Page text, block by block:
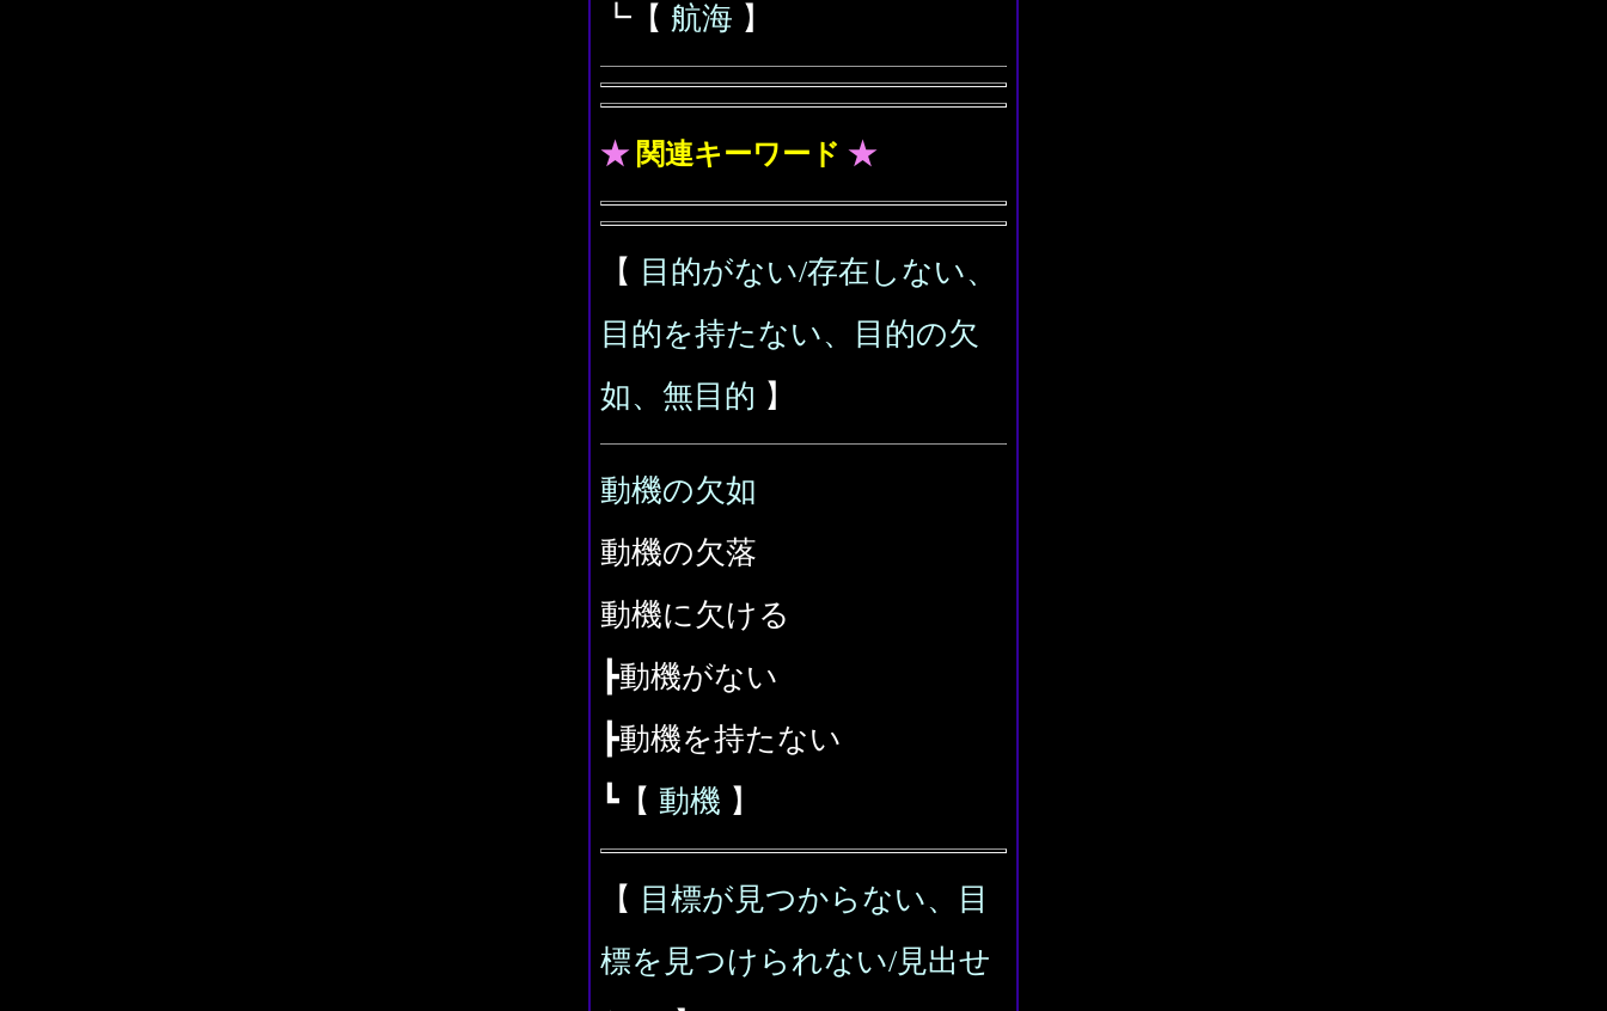
┗【 航海 】
★ 関連キーワード ★
【 目的がない/存在しない、
目的を持たない、目的の欠
如、無目的 】
動機の欠如
動機の欠落
動機に欠ける
┣動機がない
┣動機を持たない
┗【 動機 】
【 目標が見つからない、目
標を見つけられない/見出せ